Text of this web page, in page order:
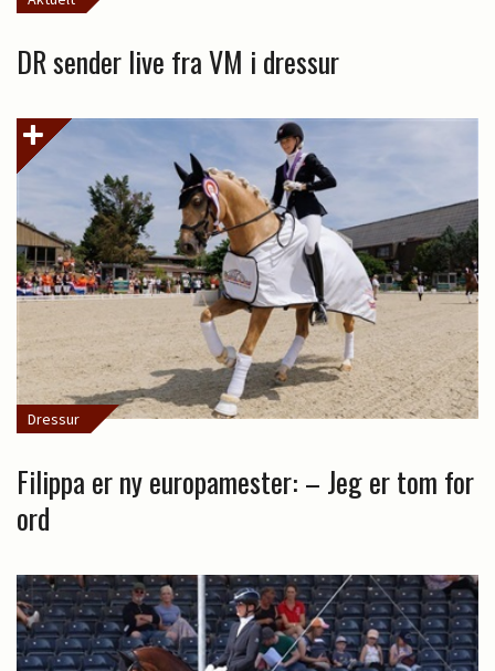
DR sender live fra VM i dressur
Dressur
Filippa er ny europamester: – Jeg er tom for
ord